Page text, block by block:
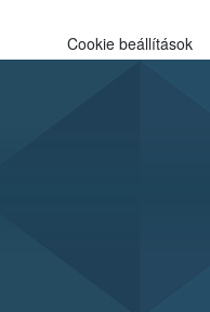
Cookie beállítások